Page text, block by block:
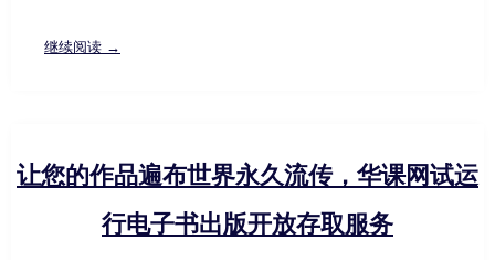
继续阅读 →
让您的作品遍布世界永久流传，华课网试运
行电子书出版开放存取服务